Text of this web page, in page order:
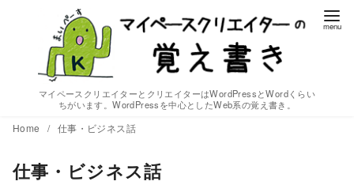
マイペースクリエイターとクリエイターはWordPressとWordくらい
ちがいます。WordPressを中心としたWeb系の覚え書き。
Home 仕事・ビジネス話
仕事・ビジネス話